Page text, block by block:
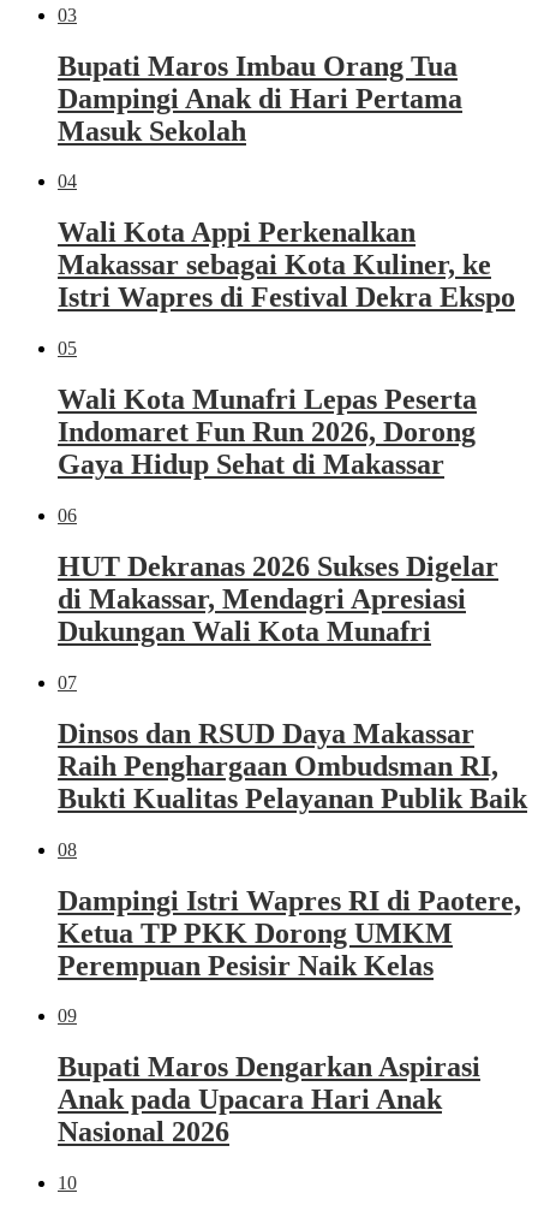
03
Bupati Maros Imbau Orang Tua
Dampingi Anak di Hari Pertama
Masuk Sekolah
04
Wali Kota Appi Perkenalkan
Makassar sebagai Kota Kuliner, ke
Istri Wapres di Festival Dekra Ekspo
05
Wali Kota Munafri Lepas Peserta
Indomaret Fun Run 2026, Dorong
Gaya Hidup Sehat di Makassar
06
HUT Dekranas 2026 Sukses Digelar
di Makassar, Mendagri Apresiasi
Dukungan Wali Kota Munafri
07
Dinsos dan RSUD Daya Makassar
Raih Penghargaan Ombudsman RI,
Bukti Kualitas Pelayanan Publik Baik
08
Dampingi Istri Wapres RI di Paotere,
Ketua TP PKK Dorong UMKM
Perempuan Pesisir Naik Kelas
09
Bupati Maros Dengarkan Aspirasi
Anak pada Upacara Hari Anak
Nasional 2026
10